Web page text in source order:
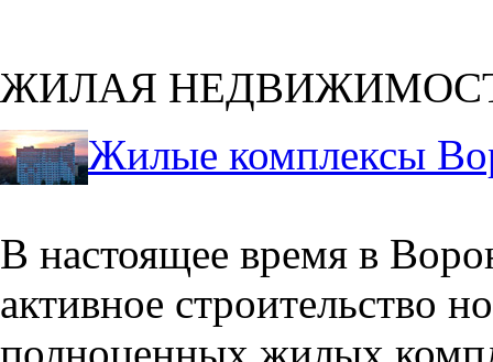
ЖИЛАЯ
Жилые комплексы
В настоящее время в
активное строительство